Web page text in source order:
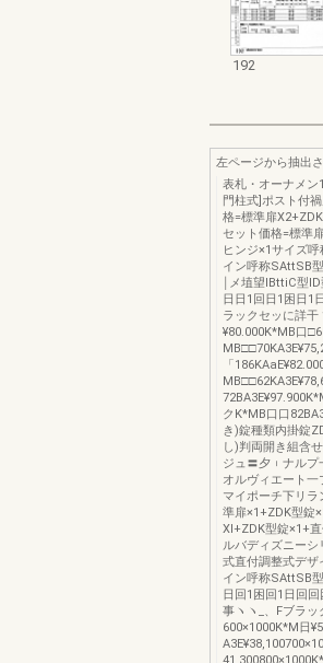
192
左ページから抽出
表札・オーナメン
門柱式]ポスト付
格=標準扉
セット価格=標準
ヒンジ×1サイズ
イン呼称SAttSB
￨メ埴望IBttiC型
日日1回日1困日1
ラックセッに詳干
¥80.000K*MB口
「
クK*MB口口
き)錠種類内掛錠
し)判両開き組
ジュ〓夕︲ナル
オルヴィエート
マイポーチ下リ
準扉×1+ZDK型錠
Xl+ZDK型錠×1+
ルバディズニー
式直付調整式デザ
イン呼称SAttSB
日回1困回1日回
事ヽヽ_、Fブラッ
600×1000K*M日